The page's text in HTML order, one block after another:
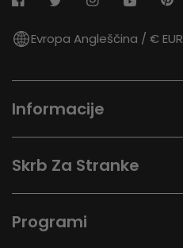
Evropa Angleščina / € EUR
Informacije
Skrb Za Stranke
Programi